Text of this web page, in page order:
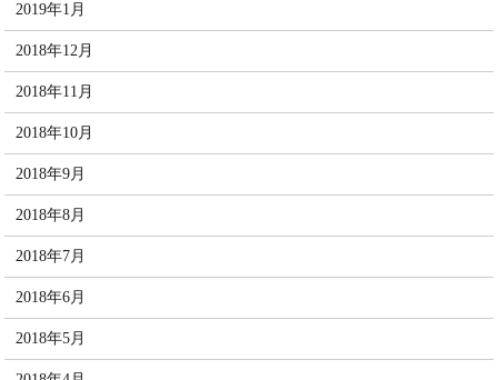
2019年1月
2018年12月
2018年11月
2018年10月
2018年9月
2018年8月
2018年7月
2018年6月
2018年5月